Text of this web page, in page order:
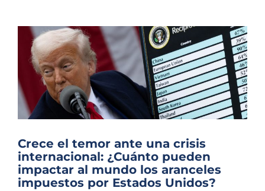
Crece el temor ante una crisis
internacional: ¿Cuánto pueden
impactar al mundo los aranceles
impuestos por Estados Unidos?